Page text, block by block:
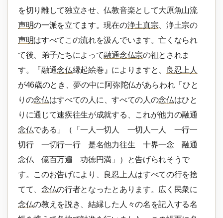
を切り離して独立させ、仏教音楽として大原魚山流
声明の一派を立てます。現在の浄土真宗、浄土宗の
声明はすべてこの流れを汲んでいます。亡くなられ
て後、弟子たちによって融通念仏宗の祖とされま
す。『融通念仏縁起絵巻』によりますと、
良忍上人
が46歳のとき、夢の中に阿弥陀仏があらわれ「ひと
りの念仏はすべての人に、すべての人の念仏はひと
りに通じて速疾往生が成就する、これが他力の融通
念仏である」（「一人一切人 一切人一人 一行一
切行 一切行一行 是名他力往生 十界一念 融通
念仏 億百万遍 功徳円満」）と告げられそうで
す。このお告げにより、 良忍上人 はすべての行を捨
てて、念仏の行者となったとあります。広く民衆に
念仏の教えを説き、結縁した人々の名を記入する名